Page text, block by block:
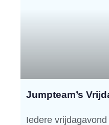
Jumpteam’s
Iedere